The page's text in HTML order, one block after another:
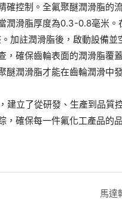
控制。全氟聚醚潤滑脂的
滑脂厚度為0.3-0.8毫米
加註潤滑脂後，啟動設備
確保齒輪表面的潤滑脂覆
潤滑脂才能在齒輪潤滑中
立了從研發、生產到品質
確保每一件氟化工產品的
馬達